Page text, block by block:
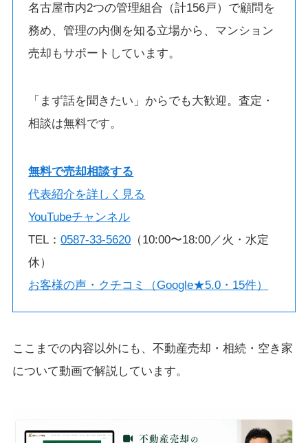
名古屋市内2つの管理組合（計156戸）で顧問を
務め、管理の内側を知る立場から、マンション
売却もサポートしています。
「まず話を聞きたい」からでも大歓迎。査定・
相談は無料です。
無料で売却相談する
代表紹介を詳しく見る
YouTubeチャンネル
TEL：0587-33-5620 （10:00〜18:00／火・水定
休）
お客様の声・クチコミ（Google★5.0・15件）
ここまでの内容以外にも、不動産売却・相続・空き家
について動画で解説しています。